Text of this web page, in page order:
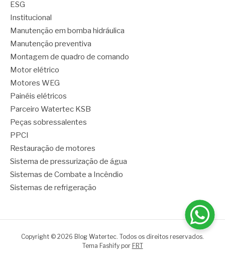
ESG
Institucional
Manutenção em bomba hidráulica
Manutenção preventiva
Montagem de quadro de comando
Motor elétrico
Motores WEG
Painéis elétricos
Parceiro Watertec KSB
Peças sobressalentes
PPCI
Restauração de motores
Sistema de pressurização de água
Sistemas de Combate a Incêndio
Sistemas de refrigeração
Copyright © 2026 Blog Watertec. Todos os direitos reservados.
Tema Fashify por FRT